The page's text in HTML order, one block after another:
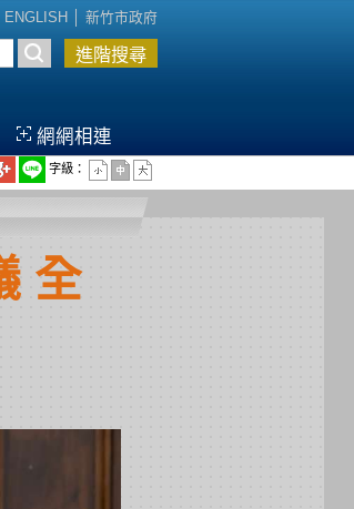
ENGLISH 新竹市政府
網網相連
字級：
全